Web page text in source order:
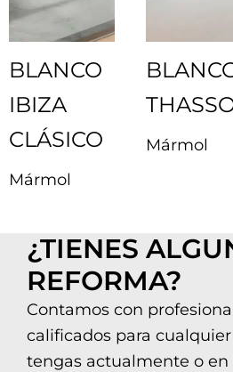
BLANCO
IBIZA
CLÁSICO
Mármol
Mármol
¿TIENES
REFORMA?
Contamos con
calificados para
tengas actualmente o